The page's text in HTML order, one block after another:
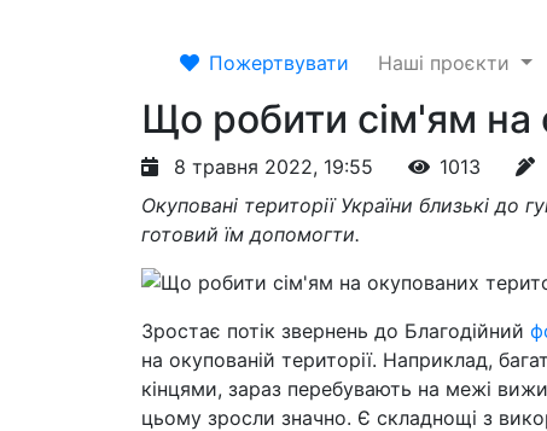
Пожертвувати Наші проєкти
Що робити сім'ям на
8 травня 2022, 19:55 1013
Окуповані території України близькі
готовий їм допомогти.
Зростає потік звернень до Благодійний
на окупованій території. Наприклад,
кінцями, зараз перебувають на межі
цьому зросли значно. Є складнощі з